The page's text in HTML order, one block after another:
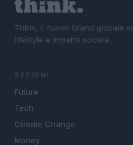
Think, il nuovo brand globale
lifestyle e impatto sociale.
SEZIONI
Future
Tech
Climate Change
Money